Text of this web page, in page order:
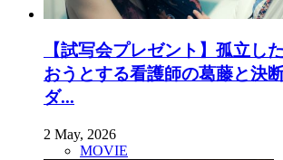
【試写会プレゼント】孤立し
おうとする看護師の葛藤と決
ダ...
2 May, 2026
MOVIE